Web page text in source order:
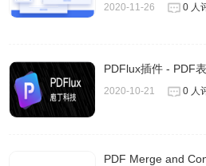
2020-11-26 0 人
PDFlux插件 - PDF
2020-10-21 0 人
PDF Merge and